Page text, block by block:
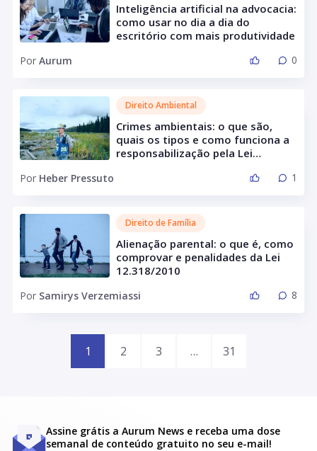
Inteligência artificial na advocacia:
como usar no dia a dia do
escritório com mais produtividade
Por Aurum 0
Direito Ambiental
Crimes ambientais: o que são,
quais os tipos e como funciona a
responsabilização pela Lei
Por Heber Pressuto 1
Direito de Família
Alienação parental: o que é, como
comprovar e penalidades da Lei
12.318/2010
Por Samirys Verzemiassi 8
1 2 3 … 31
Assine grátis a Aurum News e receba uma dose
semanal de conteúdo gratuito no seu e-mail!